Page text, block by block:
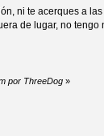
ni te acerques a
de lugar, no
por ThreeDog»